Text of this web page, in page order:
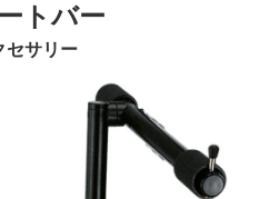
トバー
セサリー